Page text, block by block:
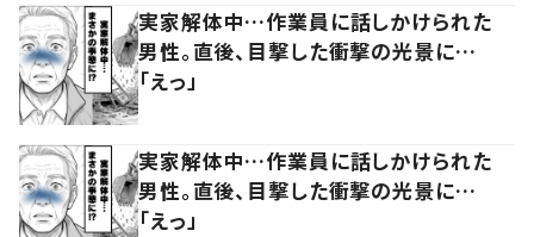
実家解体中…作業員に話しかけられた
男性。直後、目撃した衝撃の光景に…
「えっ」
実家解体中…作業員に話しかけられた
男性。直後、目撃した衝撃の光景に…
「えっ」